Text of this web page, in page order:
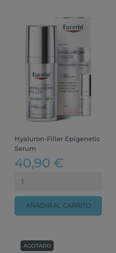
Hyaluron-Filler Epigenetic
Serum
40,90 €
AÑADIR AL CARRITO
AGOTADO